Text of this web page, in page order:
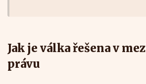
Jak je válka řešena v
právu